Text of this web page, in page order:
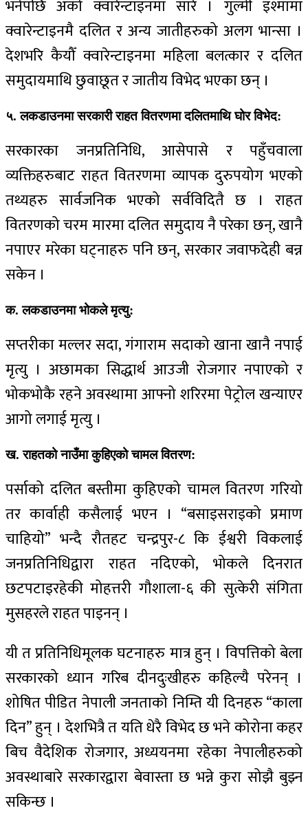
भनेपछि अर्को क्वारेन्टाइनमा सारे । गुल्मी इश्मामा
क्वारेन्टाइनमै दलित र अन्य जातीहरुको अलग भान्सा ।
देशभरि कैयौँ क्वारेन्टाइनमा महिला बलत्कार र दलित
समुदायमाथि छुवाछूत र जातीय विभेद भएका छन् ।
५. लकडाउनमा सरकारी राहत वितरणमा दलितमाथि घोर विभेद:
सरकारका जनप्रतिनिधि, आसेपासे र पहुँचवाला
व्यक्तिहरुबाट राहत वितरणमा व्यापक दुरुपयोग भएको
तथ्यहरु सार्वजनिक भएको सर्वविदितै छ । राहत
वितरणको चरम मारमा दलित समुदाय नै परेका छन्, खानै
नपाएर मरेका घट्नाहरु पनि छन्, सरकार जवाफदेही बन्न
सकेन ।
क. लकडाउनमा भोकले मृत्यु:
सप्तरीका मल्लर सदा, गंगाराम सदाको खाना खानै नपाई
मृत्यु । अछामका सिद्धार्थ आउजी रोजगार नपाएको र
भोकभोकै रहने अवस्थामा आफ्नो शरिरमा पेट्रोल खन्याएर
आगो लगाई मृत्यु ।
ख. राहतको नाउँमा कुहिएको चामल वितरण:
पर्साको दलित बस्तीमा कुहिएको चामल वितरण गरियो
तर कार्वाही कसैलाई भएन । “बसाइसराइको प्रमाण
चाहियो” भन्दै रौतहट चन्द्रपुर-८ कि ईश्वरी विकलाई
जनप्रतिनिधिद्वारा राहत नदिएको, भोकले दिनरात
छटपटाइरहेकी मोहत्तरी गौशाला-६ की सुत्केरी संगिता
मुसहरले राहत पाइनन् ।
यी त प्रतिनिधिमूलक घटनाहरु मात्र हुन् । विपत्तिको बेला
सरकारको ध्यान गरिब दीनदुःखीहरु कहिल्यै परेनन् ।
शोषित पीडित नेपाली जनताको निम्ति यी दिनहरु “काला
दिन” हुन् । देशभित्रै त यति धेरै विभेद छ भने कोरोना कहर
बिच वैदेशिक रोजगार, अध्ययनमा रहेका नेपालीहरुको
अवस्थाबारे सरकारद्वारा बेवास्ता छ भन्ने कुरा सोझै बुझ्न
सकिन्छ ।